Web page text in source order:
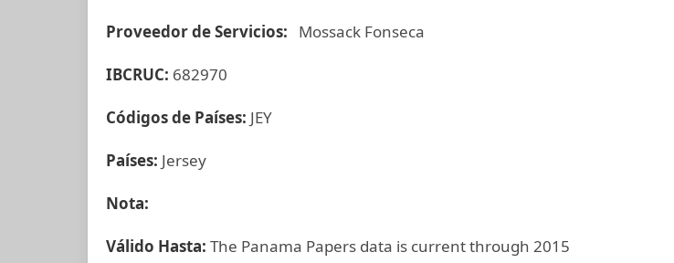
Proveedor de Servicios: Mossack Fonseca
IBCRUC: 682970
Códigos de Países: JEY
Países: Jersey
Nota:
Válido Hasta: The Panama Papers data is current through 2015